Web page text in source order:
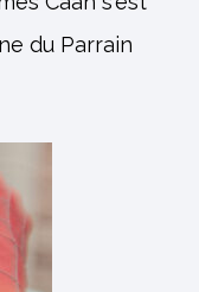
du Parrain